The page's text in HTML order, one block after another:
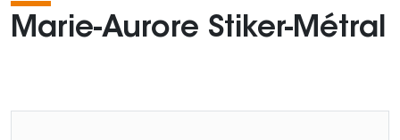
Marie-Aurore Stiker-Métral